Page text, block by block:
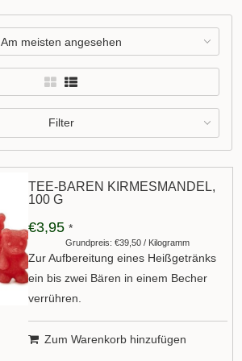
Am meisten angesehen
Filter
TEE-BÄREN KIRMESMANDEL,
100 G
€3,95 *
Grundpreis: €39,50 / Kilogramm
Zur Aufbereitung eines Heißgetränks
ein bis zwei Bären in einem Becher
verrühren.
Zum Warenkorb hinzufügen